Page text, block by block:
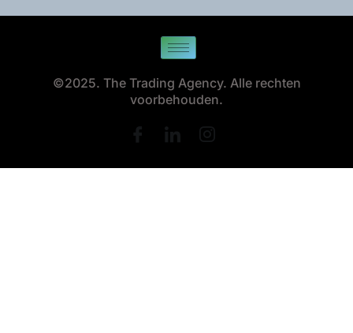
©2025. The Trading Agency. Alle rechten
voorbehouden.